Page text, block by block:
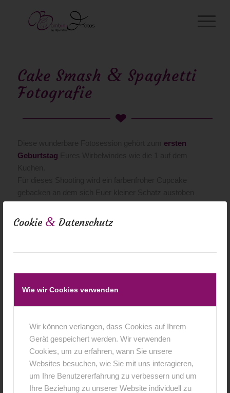
Cookie & Datenschutz
Wie wir Cookies verwenden
Wir können verlangen, dass Cookies auf Ihrem
Gerät gespeichert werden. Wir verwenden
Cookies, um zu erfahren, wann Sie unsere
Websites besuchen, wie Sie mit uns interagieren,
um Ihre Benutzererfahrung zu verbessern und um
Ihre Beziehung zu unserer Website individuell zu
Cake Smash & Spaghetti
Fotografie
ersten
Geburtstag
natürlich aussuchen.
riesengroßen Spaß.
Das Shooting muss natürlich nicht direkt am Geburtstag